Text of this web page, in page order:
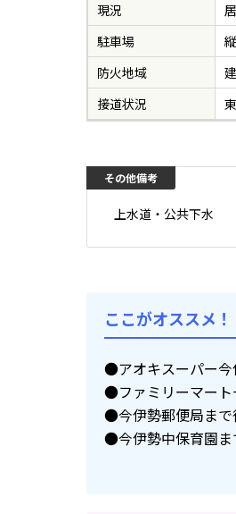
現況
駐車場
防火地域
接道状況
上水道・公共下水
ここがオススメ！
●アオキスーパー今
●ファミリーマート
●今伊勢郵便局まで
●今伊勢中保育園ま